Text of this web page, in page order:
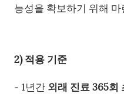
능성을 확보하기 위해
2) 적용 기준
- 1년간 외래 진료 365회